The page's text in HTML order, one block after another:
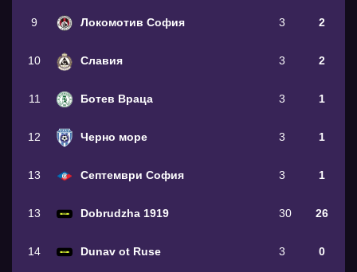
9 Локомотив София 3 2
10 Славия 3 2
11 Ботев Враца 3 1
12 Черно море 3 1
13 Септември София 3 1
13 Dobrudzha 1919 30 26
14 Dunav ot Ruse 3 0